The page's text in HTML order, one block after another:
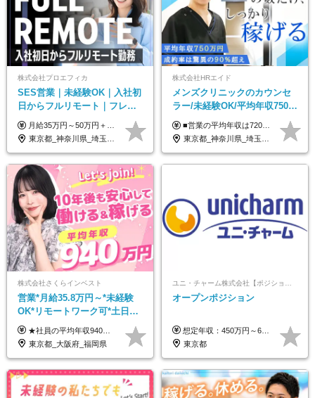
株式会社プロエフィカ
SES営業｜未経験OK｜入社初
日からフルリモート｜フレッ
クス可｜残業月平均10h以下｜
事業立ち上げメンバー
月給35万円～50万円＋交通費 ◎経験やスキルを考慮し、最大限優遇します ◎上記月給は固定残業代月40時間分(月10万9,375～)を含みます。残業時間が超過した場合はその分追加支給します ◎試用期間6カ月あり(給与や待遇は同じです)
東京都_神奈川県_埼玉県_千葉県_大阪府_愛知県_北海道_青森県_岩手県_宮城県_秋田県_山形県_福島県_茨城県_栃木県_群馬県_新潟県_山梨県_長野県_富山県_石川県_福井県_静岡県_岐阜県_三重県_兵庫県_京都府_滋賀県_奈良県_和歌山県_広島県_岡山県_鳥取県_島根県_山口県_徳島県_香川県_愛媛県_高知県_福岡県_熊本県_佐賀県_長崎県_大分県_宮崎県_鹿児島県_沖縄県
株式会社HRエイド
メンズクリニックのカウンセ
ラー/未経験OK/平均年収750万
円/4人に1人が年収1000万円超
え/成約率90％
■営業の平均年収は720万円！ ■4人に1人が年収1000万円超え 月給27万円～100万円+インセンティブ(平均月20～40万円程) ＜インセンティブ制度について＞ 当社では創業以来、頑張ったらその分稼げる環境づくりに注力。カウンセラー部署では、個人の成約金額・チームの成果・事業部の売上利益を掛け合わせる新しいインセンティブ制度を導入しました。あなたの頑張り次第で毎月高インセンティブが実現できる体制です！ ※上記金額には固定残業代（35,500円以上～・30時間分）が含まれます。時間超過分は追加支給します。 ※試用期間3か月あり。研修期間3か月中は、月給25万円～30万円になります。(固定残業代：35,500円～・23h分を含む) ※インセンティブの一部は、研修期間中から支給されます。その他待遇の差異はありません。
東京都_神奈川県_埼玉県_千葉県_大阪府_愛知県_北海道_宮城県_栃木県_群馬県_静岡県_兵庫県_京都府_岡山県_熊本県
株式会社さくらインベスト
営業*月給35.8万円～*未経験
OK*リモートワーク可*土日祝
休み*年休123日以上*転職者全
員が収入UP
★社員の平均年収940万円（※2025年11月時点） ★転職者は全員収入アップを実現 ★入社半年で昇給した実績あり！ 【営業未経験】 月給35万8,000円～（固定残業代含む）＋インセンティブ ＋賞与年2回 【管理職候補】 月給40万円～100万円＋インセンティブ＋賞与年2回 ※固定残業代は、時間外労働の有無にかかわらず月25時間分（月5万8,000円～）を支給します。 ※上記を超える時間外労働分は、別途追加で支給します。 ＼月給額が高い理由について／ 当社が扱うのは、1件あたり100万円以上となる高単価な金融商品です。 そのため月給ベースも高く設定して社員に還元しています。 ＜試用期間中の給与＞※営業未経験の方 試用期間2カ月あり。 月給25万円＋営業手当5万円（資格取得後より日割り支給） ※残業代は別途全額支給します。 ※その他の待遇に差異はありません。 ★時短勤務も可能です ・7時間勤務：月給26万2,500円～＋インセンティブ＋賞与（年2回） ・6時間勤務：月給24万円～＋インセンティブ＋賞与（年2回） （時短勤務例）9:00-16:00、10:00-17:00など
東京都_大阪府_福岡県
オープンポジション
想定年収：450万円～650万円 ※経験・能力を考慮の上、規定により優遇いたします ※試用期間6ヵ月（その間の給与・待遇に変動はありません）
東京都